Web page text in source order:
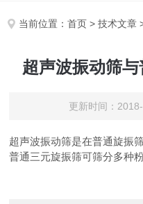
当前位置：首页 >技术文章
超声波振动筛
更新时间：
超声波振动筛是在普通旋振
普通三元旋振筛可筛分多种